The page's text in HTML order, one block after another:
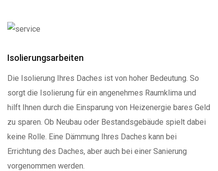
Isolierungsarbeiten
Die Isolierung Ihres Daches ist von hoher Bedeutung. So
sorgt die Isolierung für ein angenehmes Raumklima und
hilft Ihnen durch die Einsparung von Heizenergie bares Geld
zu sparen. Ob Neubau oder Bestandsgebäude spielt dabei
keine Rolle. Eine Dämmung Ihres Daches kann bei
Errichtung des Daches, aber auch bei einer Sanierung
vorgenommen werden.